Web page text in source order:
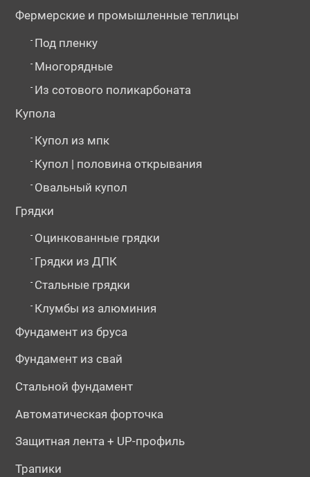
Фермерские и промышленные теплицы
- Под пленку
- Многорядные
- Из сотового поликарбоната
Купола
- Купол из мпк
- Купол | половина открывания
- Овальный купол
Грядки
- Оцинкованные грядки
- Грядки из ДПК
- Стальные грядки
- Клумбы из алюминия
Фундамент из бруса
Фундамент из свай
Стальной фундамент
Автоматическая форточка
Защитная лента + UP-профиль
Трапики